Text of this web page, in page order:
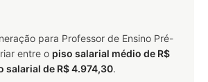
para Professor de Ensino Pré-
entre o piso salarial médio de R$
salarial de R$ 4.974,30.